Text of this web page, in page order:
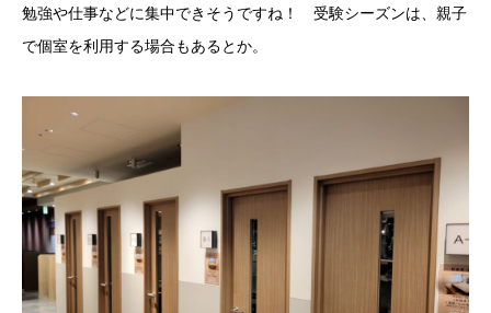
勉強や仕事などに集中できそうですね！ 受験シーズンは、親子
で個室を利用する場合もあるとか。